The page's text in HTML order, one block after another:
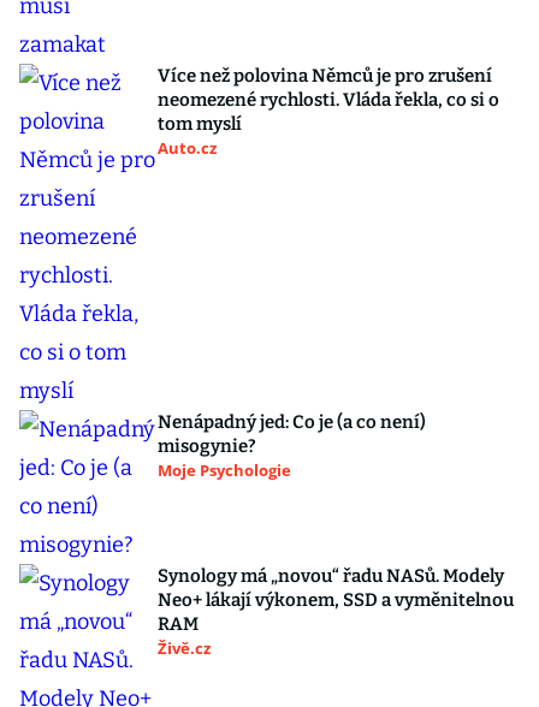
Více než polovina Němců je pro zrušení
neomezené rychlosti. Vláda řekla, co si o
tom myslí
Auto.cz
Nenápadný jed: Co je (a co není)
misogynie?
Moje Psychologie
Synology má „novou“ řadu NASů. Modely
Neo+ lákají výkonem, SSD a vyměnitelnou
RAM
Živě.cz